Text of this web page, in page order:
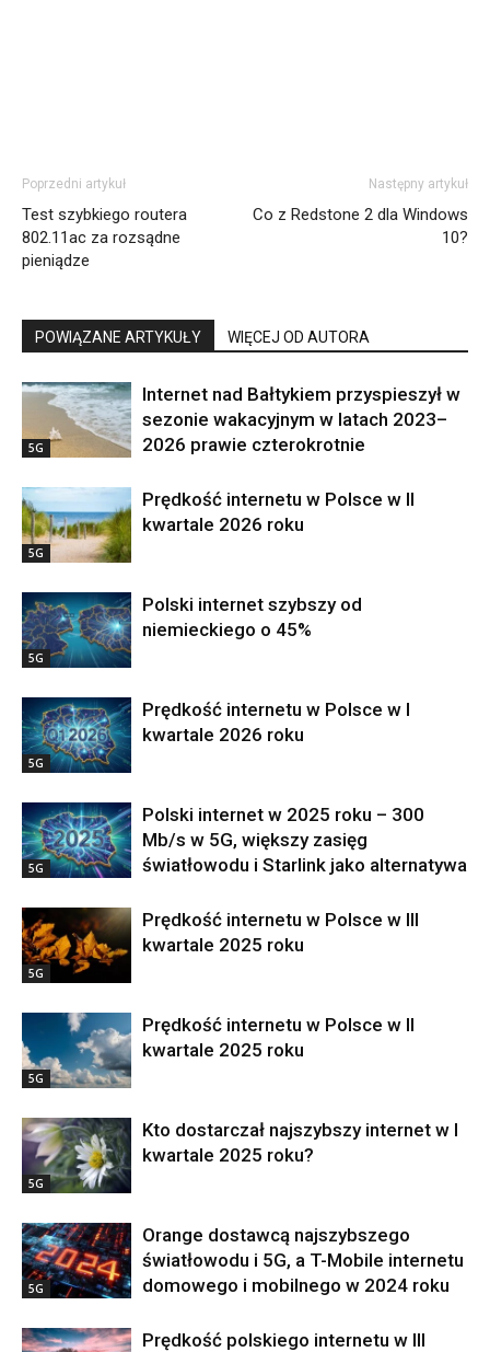
Poprzedni artykuł
Test szybkiego routera
802.11ac za rozsądne
pieniądze
Następny artykuł
Co z Redstone 2 dla Windows
10?
POWIĄZANE ARTYKUŁY WIĘCEJ OD AUTORA
5G
Internet nad Bałtykiem przyspieszył w
sezonie wakacyjnym w latach 2023–
2026 prawie czterokrotnie
5G
Prędkość internetu w Polsce w II
kwartale 2026 roku
5G
Polski internet szybszy od
niemieckiego o 45%
5G
Prędkość internetu w Polsce w I
kwartale 2026 roku
5G
Polski internet w 2025 roku – 300
Mb/s w 5G, większy zasięg
światłowodu i Starlink jako alternatywa
5G
Prędkość internetu w Polsce w III
kwartale 2025 roku
5G
Prędkość internetu w Polsce w II
kwartale 2025 roku
5G
Kto dostarczał najszybszy internet w I
kwartale 2025 roku?
5G
Orange dostawcą najszybszego
światłowodu i 5G, a T-Mobile internetu
domowego i mobilnego w 2024 roku
Prędkość polskiego internetu w III